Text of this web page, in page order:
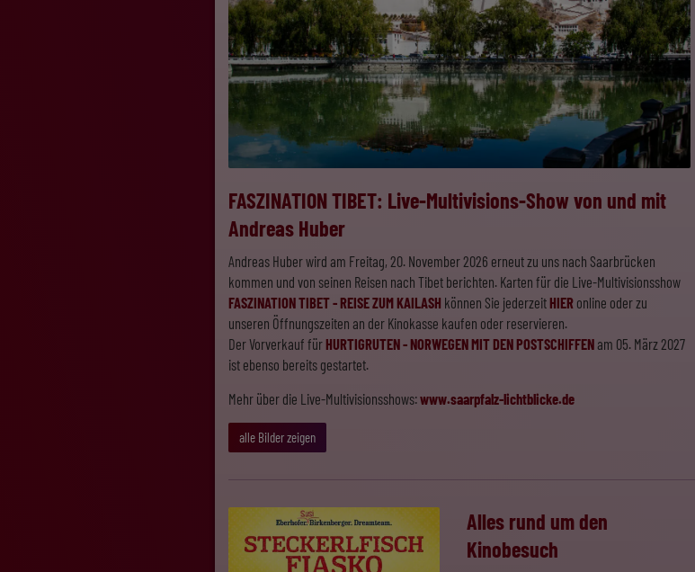
FASZINATION TIBET: Live-Multivisions-Show von und mit
Andreas Huber
Andreas Huber wird am Freitag, 20. November 2026 erneut zu uns nach Saarbrücken
kommen und von seinen Reisen nach Tibet berichten. Karten für die Live-Multivisionsshow
FASZINATION TIBET - REISE ZUM KAILASH können Sie jederzeitHIER online oder zu
unseren Öffnungszeiten an der Kinokasse kaufen oder reservieren.
Der Vorverkauf fürHURTIGRUTEN - NORWEGEN MIT DEN POSTSCHIFFEN am 05. März 2027
ist ebenso bereits gestartet.
Mehr über die Live-Multivisionsshows:www.saarpfalz-lichtblicke.de
alle Bilder zeigen
Alles rund um den
Kinobesuch